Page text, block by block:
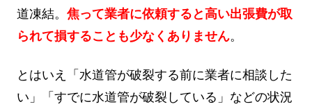
道凍結。 焦って業者に依頼すると高い出張費が取
られて損することも少なくありません。
とはいえ「水道管が破裂する前に業者に相談した
い」「すでに水道管が破裂している」などの状況